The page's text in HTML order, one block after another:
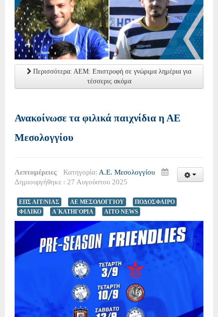
Περισσότερα: ΑΕΜ: Επιστροφή σε γνώριμα λημέρια για
τέσσερις ακόμα
Ανακοίνωσε τα φιλικά παιχνίδια η ΑΕ
Μεσολογγίου
Λεπτομέρειες Κατηγορία: Α.Ε. Μεσολογγίου
Δημιουργήθηκε : 27 Αυγούστου 2025
ΕΠΣ ΑΙΤ/ΝΙΑΣ ΑΕ ΜΕΣΟΛΟΓΓΙΟΥ
ΠΟΔΟΣΦΑΙΡΟ
ΦΙΛΙΚΟ
Α΄ΚΑΤΗΓΟΡΙΑ AITO NEWS